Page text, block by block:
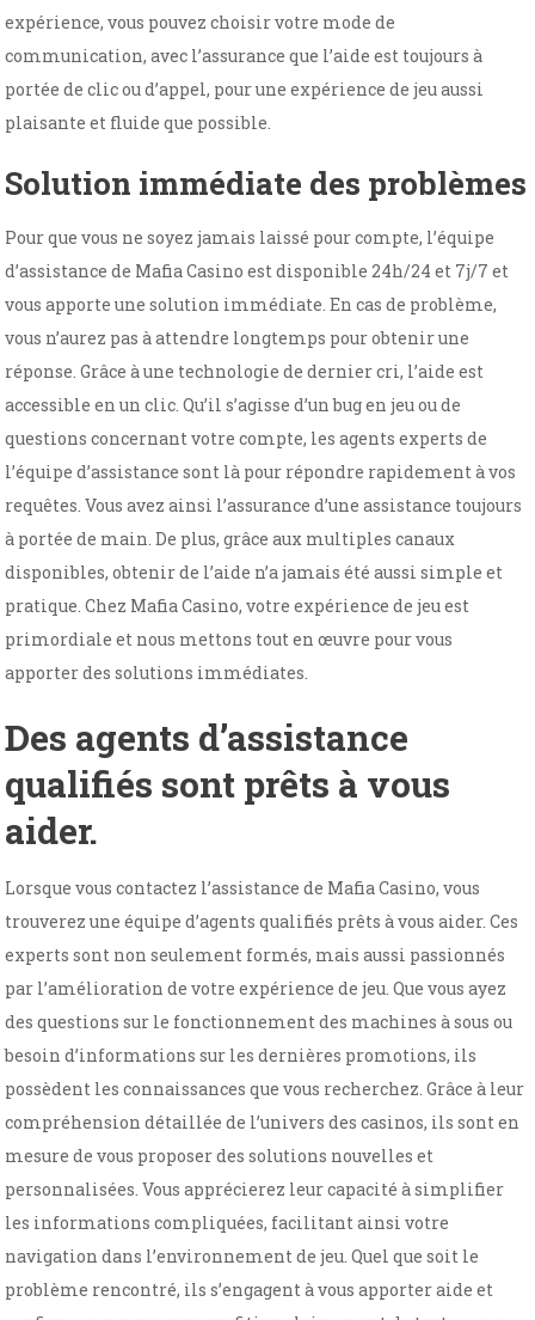
expérience, vous pouvez choisir votre mode de
communication, avec l’assurance que l’aide est toujours à
portée de clic ou d’appel, pour une expérience de jeu aussi
plaisante et fluide que possible.
Solution immédiate des problèmes
Pour que vous ne soyez jamais laissé pour compte, l’équipe
d’assistance de Mafia Casino est disponible 24h/24 et 7j/7 et
vous apporte une solution immédiate. En cas de problème,
vous n’aurez pas à attendre longtemps pour obtenir une
réponse. Grâce à une technologie de dernier cri, l’aide est
accessible en un clic. Qu’il s’agisse d’un bug en jeu ou de
questions concernant votre compte, les agents experts de
l’équipe d’assistance sont là pour répondre rapidement à vos
requêtes. Vous avez ainsi l’assurance d’une assistance toujours
à portée de main. De plus, grâce aux multiples canaux
disponibles, obtenir de l’aide n’a jamais été aussi simple et
pratique. Chez Mafia Casino, votre expérience de jeu est
primordiale et nous mettons tout en œuvre pour vous
apporter des solutions immédiates.
Des agents d’assistance
qualifiés sont prêts à vous
aider.
Lorsque vous contactez l’assistance de Mafia Casino, vous
trouverez une équipe d’agents qualifiés prêts à vous aider. Ces
experts sont non seulement formés, mais aussi passionnés
par l’amélioration de votre expérience de jeu. Que vous ayez
des questions sur le fonctionnement des machines à sous ou
besoin d’informations sur les dernières promotions, ils
possèdent les connaissances que vous recherchez. Grâce à leur
compréhension détaillée de l’univers des casinos, ils sont en
mesure de vous proposer des solutions nouvelles et
personnalisées. Vous apprécierez leur capacité à simplifier
les informations compliquées, facilitant ainsi votre
navigation dans l’environnement de jeu. Quel que soit le
problème rencontré, ils s’engagent à vous apporter aide et